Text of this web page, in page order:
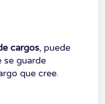
cargos, puede
se guarde
que cree.